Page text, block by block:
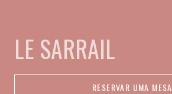
LE SARRAIL
RESERVAR UMA MESA